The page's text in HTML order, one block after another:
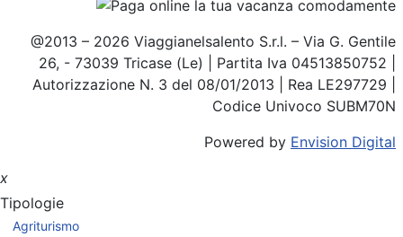
@2013 – 2026 Viaggianelsalento S.r.l. – Via G. Gentile
26, - 73039 Tricase (Le) | Partita Iva 04513850752 |
Autorizzazione N. 3 del 08/01/2013 | Rea LE297729 |
Codice Univoco SUBM70N
Powered by Envision Digital
x
Tipologie
Agriturismo